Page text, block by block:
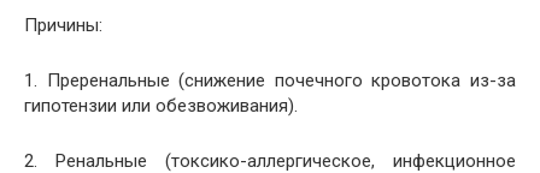
Причины:
1. Преренальные (снижение почечного кровотока из-за
гипотензии или обезвоживания).
2. Ренальные (токсико-аллергическое, инфекционное